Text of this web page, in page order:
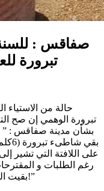
تبرورة
حالة من
تبرورة الوهمي إن صح
بقي
على اللافتة التي تشير
رغم الطلبات و
بقيت السلطة المركزية رافضة و صامدة و صامتة!”